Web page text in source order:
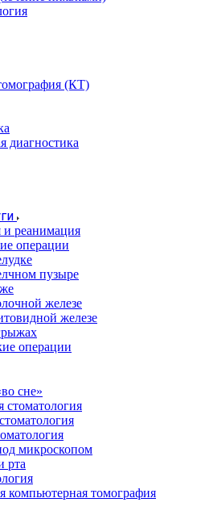
(КТ)
диагностика
и реанимация
операции
пузыре
железе
железе
операции
сне»
стоматология
микроскопом
рта
компьютерная томография